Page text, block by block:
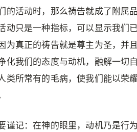
的活动时，那么祷告就成了附属
动只是一种指标，可以显示我们
为真正的祷告就是尊主为圣，并
化我们的态度与动机，融解一切
类所常有的毛病，使我们能以荣
谨记：在神的眼里，动机乃是行